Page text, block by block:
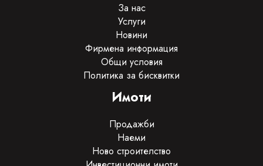
За нас
Услуги
Новини
Фирмена информация
Общи условия
Политика за бисквитки
Имоти
Продажби
Наеми
Ново строителство